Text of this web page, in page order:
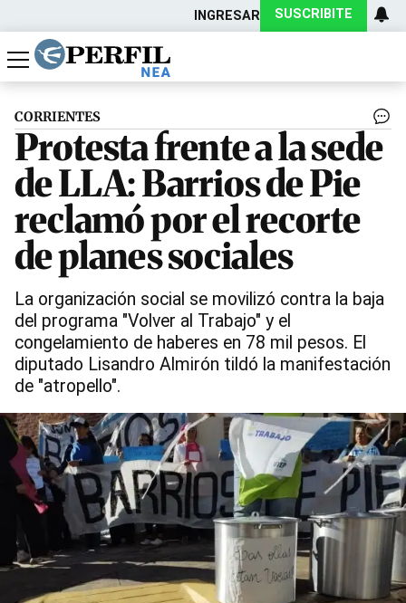
INGRESAR SUSCRIBITE
Política
Economía
Actualidad
CORRIENTES
Protesta frente a la sede
de LLA: Barrios de Pie
reclamó por el recorte
de planes sociales
La organización social se movilizó contra la baja
del programa "Volver al Trabajo" y el
congelamiento de haberes en 78 mil pesos. El
diputado Lisandro Almirón tildó la manifestación
de "atropello".